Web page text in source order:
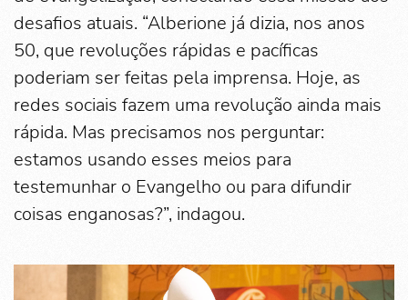
desafios atuais. “Alberione já dizia, nos anos
50, que revoluções rápidas e pacíficas
poderiam ser feitas pela imprensa. Hoje, as
redes sociais fazem uma revolução ainda mais
rápida. Mas precisamos nos perguntar:
estamos usando esses meios para
testemunhar o Evangelho ou para difundir
coisas enganosas?”, indagou.